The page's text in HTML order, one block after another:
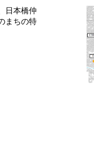
日本橋仲
まちの特